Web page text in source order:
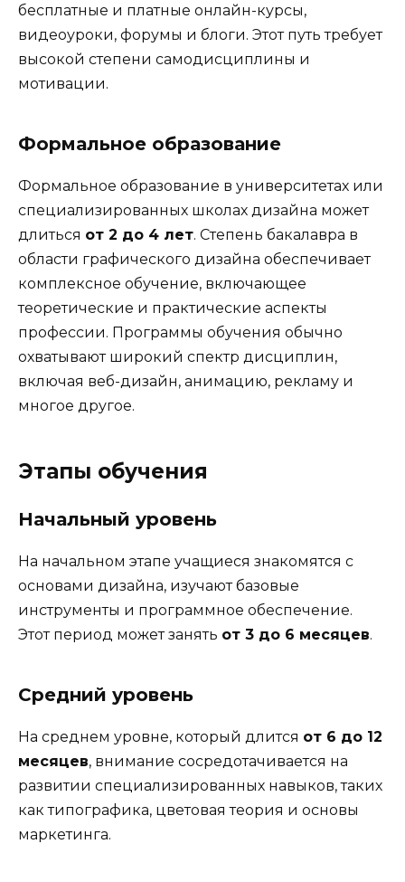
бесплатные и платные онлайн-курсы,
видеоуроки, форумы и блоги. Этот путь требует
высокой степени самодисциплины и
мотивации.
Формальное образование
Формальное образование в университетах или
специализированных школах дизайна может
длиться от 2 до 4 лет. Степень бакалавра в
области графического дизайна обеспечивает
комплексное обучение, включающее
теоретические и практические аспекты
профессии. Программы обучения обычно
охватывают широкий спектр дисциплин,
включая веб-дизайн, анимацию, рекламу и
многое другое.
Этапы обучения
Начальный уровень
На начальном этапе учащиеся знакомятся с
основами дизайна, изучают базовые
инструменты и программное обеспечение.
Этот период может занять от 3 до 6 месяцев.
Средний уровень
На среднем уровне, который длится от 6 до 12
месяцев, внимание сосредотачивается на
развитии специализированных навыков, таких
как типографика, цветовая теория и основы
маркетинга.